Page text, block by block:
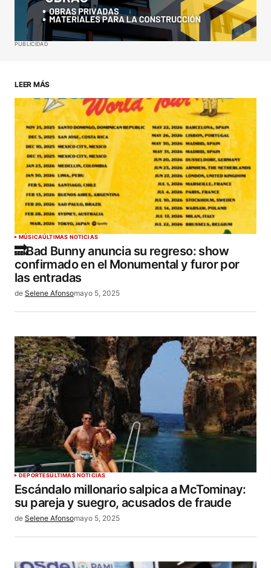
Your E-mail*
ENVIAR COMENTARIO
PUBLICIDAD
LEER MÁS
MÚSICAÚLTIMAS NOTICIAS
🔜Bad Bunny anuncia su regreso: show
confirmado en el Monumental y furor por
las entradas
de Selene Afonsomayo 5, 2025
DEPORTESÚLTIMAS NOTICIAS
Escándalo millonario salpica a McTominay:
su pareja y suegro, acusados de fraude
de Selene Afonsomayo 5, 2025